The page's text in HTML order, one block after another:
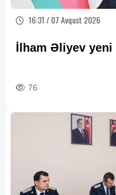
16:31 / 07 Avqust 2026
İlham Əliyev yeni
76